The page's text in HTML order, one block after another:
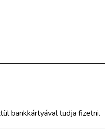
bankkártyával tudja fizetni.